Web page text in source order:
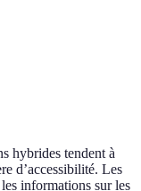
hybrides tendent à
d’accessibilité. Les
informations sur les